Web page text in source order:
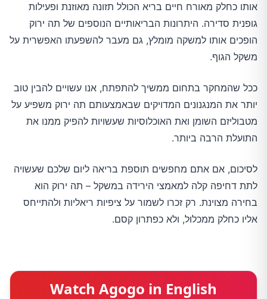
אותו כחלק מאורח חיים בריא הכולל תזונה מאוזנת ופעילות
גופנית סדירה. היתרונות הבריאותיים הנוספים של תה ירוק
הופכים אותו למשקה מומלץ, גם מעבר להשפעתו האפשרית על
משקל הגוף.
ככל שהמחקר בתחום ממשיך להתפתח, אנו עשויים להבין טוב
יותר את המנגנונים המדויקים שבאמצעותם תה ירוק משפיע על
מטבוליזם השומן ואת האוכלוסיות שעשויות להפיק ממנו את
התועלת הרבה ביותר.
לסיכום, אם אתם מחפשים תוספת בריאה ליום שלכם שעשויה
לתת דחיפה קלה למאמצי הירידה במשקל – תה ירוק הוא
בחירה מצוינת. רק זכרו לשמור על ציפיות ריאליות ולהתייחס
אליו כחלק ממכלול, ולא כפתרון קסם.
Watch Agogo in English